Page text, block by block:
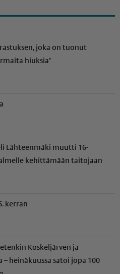
joka on tuonut
hiuksia"
Lähteenmäki muutti 16-
kehittämään taitojaan
kerran
Koskeljärven ja
heinäkuussa satoi jopa 100